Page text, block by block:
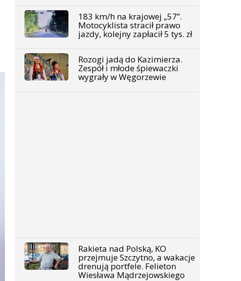
183 km/h na krajowej „57”.
Motocyklista stracił prawo
jazdy, kolejny zapłacił 5 tys. zł
Rozogi jadą do Kazimierza.
Zespół i młode śpiewaczki
wygrały w Węgorzewie
Rakieta nad Polską, KO
przejmuje Szczytno, a wakacje
drenują portfele. Felieton
Wiesława Mądrzejowskiego